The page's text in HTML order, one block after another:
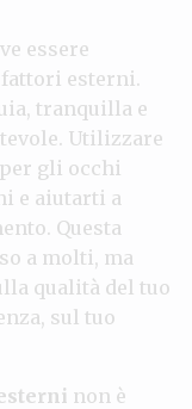
essere
esterni.
tranquilla e
Utilizzare
gli occhi
e aiutarti a
Questa
a molti, ma
qualità del tuo
sul tuo
non è